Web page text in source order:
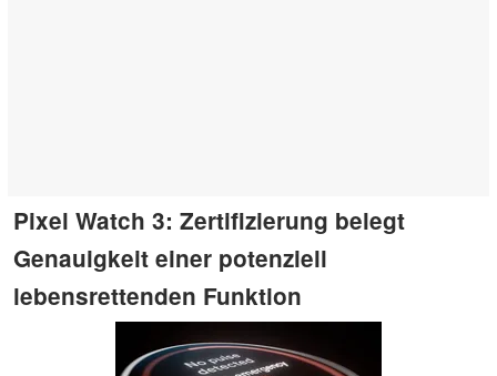
Pixel Watch 3: Zertifizierung belegt
Genauigkeit einer potenziell
lebensrettenden Funktion